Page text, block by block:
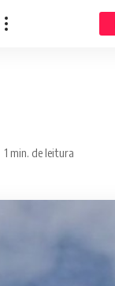
1 min. de leitura